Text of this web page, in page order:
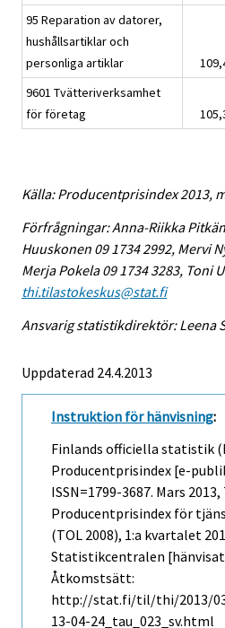
95 Reparation av datorer,
hushållsartiklar och
personliga artiklar
9601 Tvätteriverksamhet
för företag
Källa: Producentprisindex 2013,
Förfrågningar: Anna-Riikka
Huuskonen 09 1734 2992, Mervi
Merja Pokela 09 1734 3283, Toni
thi.tilastokeskus@stat.fi
Ansvarig statistikdirektör: Leena
Uppdaterad 24.4.2013
Instruktion för hänvisning:
Finlands officiella statistik
Producentprisindex [e-
ISSN=1799-3687. Mars
Producentprisindex för
(TOL 2008), 1:a kvartalet
Statistikcentralen [hänvisat:
Åtkomstsätt:
http://stat.fi/til/thi/2013/
13-04-24_tau_023_sv.html